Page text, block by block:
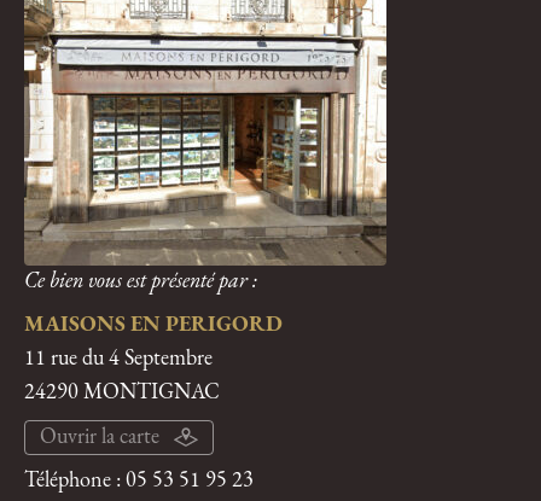
Ce bien vous est présenté par :
MAISONS EN PERIGORD
11 rue du 4 Septembre
24290 MONTIGNAC
Ouvrir la carte
Téléphone : 05 53 51 95 23